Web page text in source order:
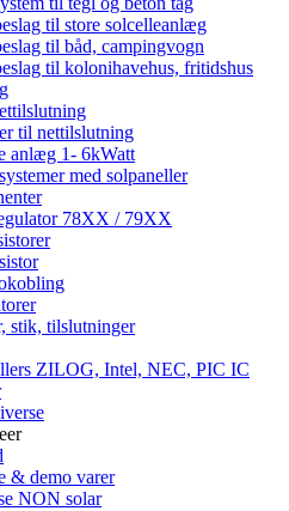
til store solcelleanlæg
til båd, campingvogn
til kolonihavehus, fritidshus
til nettilslutning
anlæg 1- 6kWatt
med solpaneller
78XX / 79XX
stik, tilslutninger
ZILOG, Intel, NEC, PIC IC
& demo varer
NON solar